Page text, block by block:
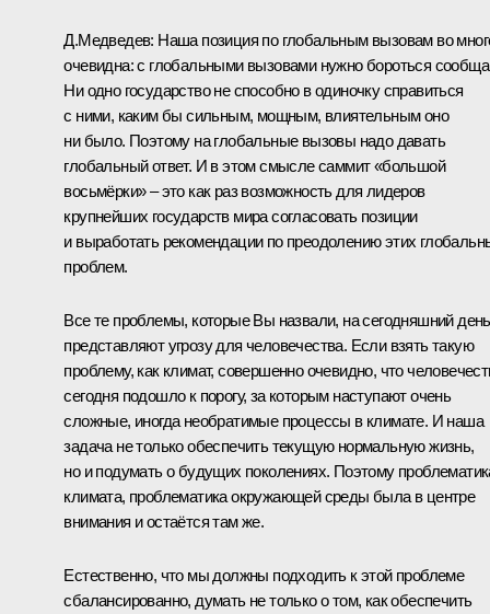
Д.Медведев: Наша позиция по глобальным вызовам во
очевидна: с глобальными вызовами нужно бороться
Ни одно государство не способно в одиночку справиться
с ними, каким бы сильным, мощным, влиятельным оно
ни было. Поэтому на глобальные вызовы надо давать
глобальный ответ. И в этом смысле саммит «большой
восьмёрки» – это как раз возможность для лидеров
крупнейших государств мира согласовать позиции
и выработать рекомендации по преодолению этих
проблем.
Все те проблемы, которые Вы назвали, на сегодняшний день
представляют угрозу для человечества. Если взять такую
проблему, как климат, совершенно очевидно, что
сегодня подошло к порогу, за которым наступают очень
сложные, иногда необратимые процессы в климате. И наша
задача не только обеспечить текущую нормальную жизнь,
но и подумать о будущих поколениях. Поэтому
климата, проблематика окружающей среды была в центре
внимания и остаётся там же.
Естественно, что мы должны подходить к этой проблеме
сбалансированно, думать не только о том, как обеспечить